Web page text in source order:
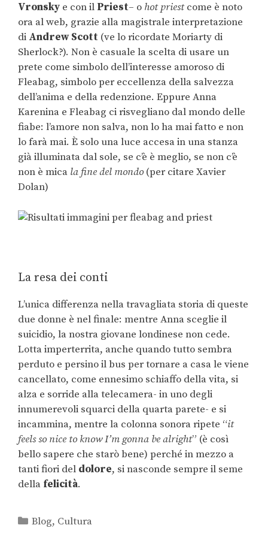
Vronsky e con il Priest– o hot priestcome è noto
ora al web, grazie alla magistrale interpretazione
di Andrew Scott (ve lo ricordate Moriarty di
Sherlock?). Non è casuale la scelta di usare un
prete come simbolo dell’interesse amoroso di
Fleabag, simbolo per eccellenza della salvezza
dell’anima e della redenzione. Eppure Anna
Karenina e Fleabag ci risvegliano dal mondo delle
fiabe: l’amore non salva, non lo ha mai fatto e non
lo farà mai. È solo una luce accesa in una stanza
già illuminata dal sole, se c’è è meglio, se non c’è
non è mica la fine del mondo (per citare Xavier
Dolan)
La resa dei conti
L’unica differenza nella travagliata storia di queste
due donne è nel finale: mentre Anna sceglie il
suicidio, la nostra giovane londinese non cede.
Lotta imperterrita, anche quando tutto sembra
perduto e persino il bus per tornare a casa le viene
cancellato, come ennesimo schiaffo della vita, si
alza e sorride alla telecamera- in uno degli
innumerevoli squarci della quarta parete- e si
incammina, mentre la colonna sonora ripete “it
feels so nice to know I’m gonna be alright” (è così
bello sapere che starò bene) perché in mezzo a
tanti fiori del dolore, si nasconde sempre il seme
della felicità.
Blog, Cultura